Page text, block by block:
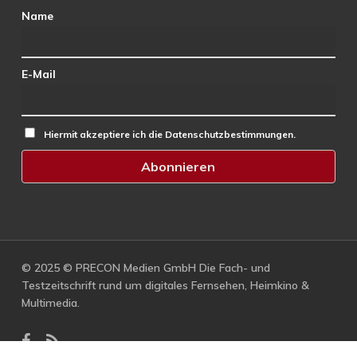
Name
E-Mail
Hiermit akzeptiere ich die Datenschutzbestimmungen.
© 2025 © PRECON Medien GmbH Die Fach- und
Testzeitschrift rund um digitales Fernsehen, Heimkino &
Multimedia.
facebook
RSS